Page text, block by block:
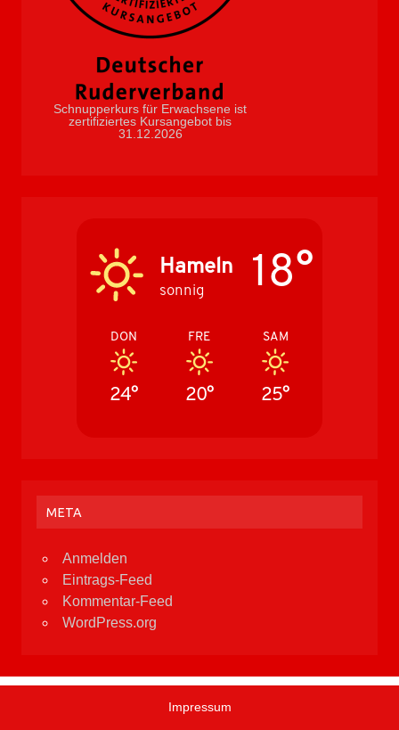
Schnupperkurs für Erwachsene ist
zertifiziertes Kursangebot bis
31.12.2026
Hameln
sonnig 18°
DON
24°
FRE
20°
SAM
25°
META
Anmelden
Eintrags-Feed
Kommentar-Feed
WordPress.org
Impressum